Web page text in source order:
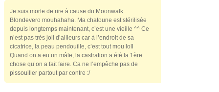
Je suis morte de rire à cause du Moonwalk
Blondevero mouhahaha. Ma chatoune est stérilisée
depuis longtemps maintenant, c’est une vieille ^^ Ce
n’est pas très joli d’ailleurs car à l’endroit de sa
cicatrice, la peau pendouille, c’est tout mou loll
Quand on a eu un mâle, la castration a été la 1ère
chose qu’on a fait faire. Ca ne l’empêche pas de
pissouiller partout par contre :/